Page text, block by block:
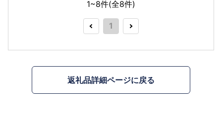
1~8件(全8件)
1
返礼品詳細ページに戻る